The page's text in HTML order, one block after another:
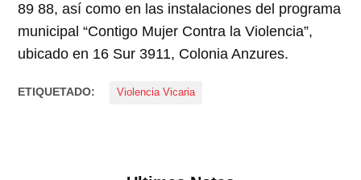
89 88, así como en las instalaciones del programa
municipal “Contigo Mujer Contra la Violencia”,
ubicado en 16 Sur 3911, Colonia Anzures.
ETIQUETADO: Violencia Vicaria